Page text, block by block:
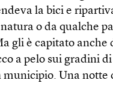
la bici e
o da qualche
gli è capitato anche
a pelo sui gradini
municipio. Una notte